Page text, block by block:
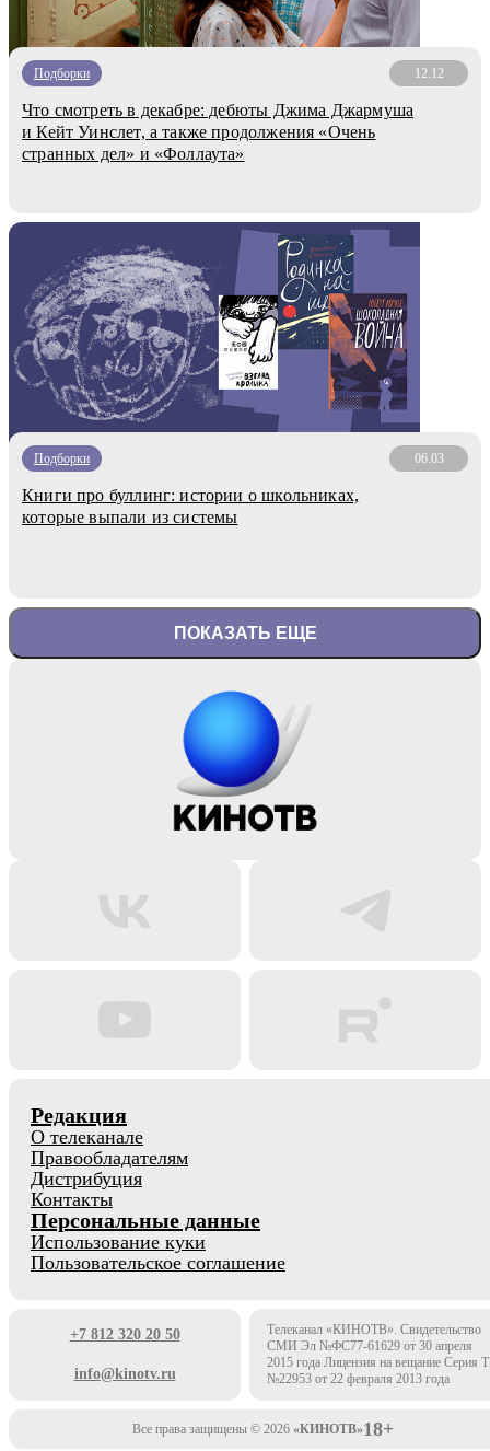
Подборки 12.12
Что смотреть в декабре: дебюты Джима Джармуша
и Кейт Уинслет, а также продолжения «Очень
странных дел» и «Фоллаута»
Подборки 06.03
Книги про буллинг: истории о школьниках,
которые выпали из системы
ПОКАЗАТЬ ЕЩЕ
Редакция
О телеканале
Правообладателям
Дистрибуция
Контакты
Персональные данные
Использование куки
Пользовательское соглашение
+7 812 320 20 50
info@kinotv.ru
Телеканал «КИНОТВ». Свидетельство
СМИ Эл №ФС77-61629 от 30 апреля
2015 года Лицензия на вещание Серия
№22953 от 22 февраля 2013 года
Все права защищены © 2026 «КИНОТВ»18+